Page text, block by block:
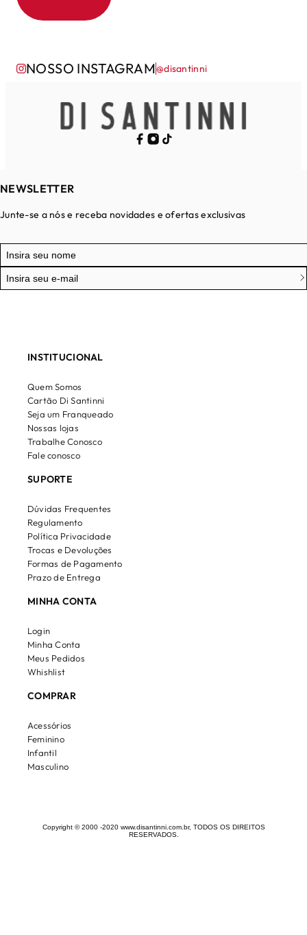
NOSSO INSTAGRAM@disantinni
NEWSLETTER
Junte-se a nós e receba novidades e ofertas exclusivas
INSTITUCIONAL
Quem Somos
Cartão Di Santinni
Seja um Franqueado
Nossas lojas
Trabalhe Conosco
Fale conosco
SUPORTE
Dúvidas Frequentes
Regulamento
Política Privacidade
Trocas e Devoluções
Formas de Pagamento
Prazo de Entrega
MINHA CONTA
Login
Minha Conta
Meus Pedidos
Whishlist
COMPRAR
Acessórios
Feminino
Infantil
Masculino
Copyright © 2000 -2020 www.disantinni.com.br, TODOS OS DIREITOS
RESERVADOS.